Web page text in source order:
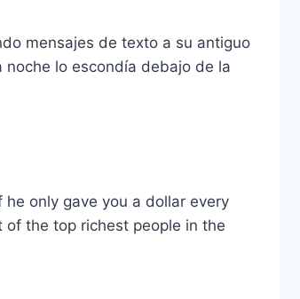
mensajes de texto a su antiguo
noche lo escondía debajo de la
only gave you a dollar every
of the top richest people in the